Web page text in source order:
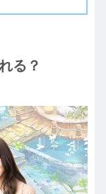
る？